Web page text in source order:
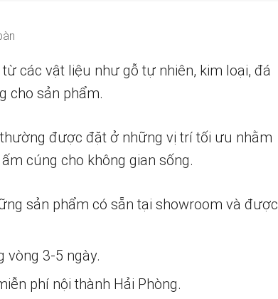
các vật liệu như gỗ tự nhiên, kim loại, đá
cho sản phẩm.
được đặt ở những vị trí tối ưu nhằm
cúng cho không gian sống.
sản phẩm có sẵn tại showroom và được
vòng 3-5 ngày.
phí nội thành Hải Phòng.